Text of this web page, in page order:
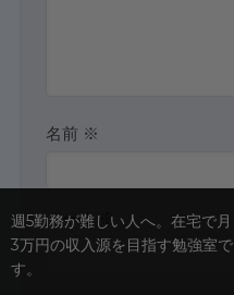
名前 ※
メール※
週5勤務が難しい人へ。在宅で月
3万円の収入源を目指す勉強室で
す。